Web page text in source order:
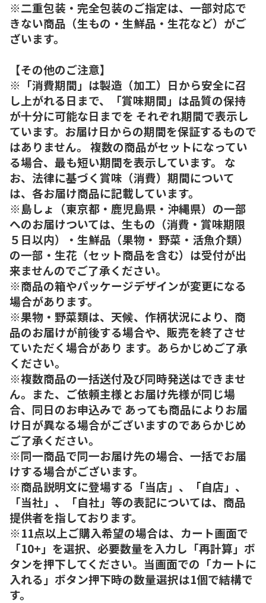
※二重包装・完全包装のご指定は、一部対応で
きない商品（生もの・生鮮品・生花など）がご
ざいます。
【その他のご注意】
※「消費期間」は製造（加工）日から安全に召
し上がれる日まで、「賞味期間」は品質の保持
が十分に可能な日までを それぞれ期間で表示し
ています。お届け日からの期間を保証するもので
はありません。 複数の商品がセットになってい
る場合、最も短い期間を表示しています。 な
お、法律に基づく賞味（消費）期間について
は、各お届け商品に記載しています。
※島しょ（東京都・鹿児島県・沖縄県）の一部
へのお届けついては、生もの（消費・賞味期限
５日以内）・生鮮品（果物・ 野菜・活魚介類）
の一部・生花（セット商品を含む）は受付が出
来ませんのでご了承ください。
※商品の箱やパッケージデザインが変更になる
場合があります。
※果物・野菜類は、天候、作柄状況により、商
品のお届けが前後する場合や、販売を終了させ
ていただく場合があり ます。あらかじめご了承
ください。
※複数商品の一括送付及び同時発送はできませ
ん。また、ご依頼主様とお届け先様が同じ場
合、同日のお申込みで あっても商品によりお届
け日が異なる場合がございますのであらかじめ
ご了承ください。
※同一商品で同一お届け先の場合、一括でお届
けする場合がございます。
※商品説明文に登場する「当店」、「自店」、
「当社」、「自社」等の表記については、商品
提供者を指しております。
※11点以上ご購入希望の場合は、カート画面で
「10+」を選択、必要数量を入力し「再計算」ボ
タンを押下してください。当画面での「カートに
入れる」ボタン押下時の数量選択は1個で結構で
す。